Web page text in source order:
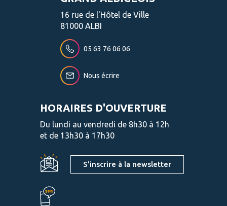
16 rue de l'Hôtel de Ville
81000 ALBI
05 63 76 06 06
Nous écrire
HORAIRES D'OUVERTURE
Du lundi au vendredi de 8h30 à 12h
et de 13h30 à 17h30
S'inscrire à la newsletter